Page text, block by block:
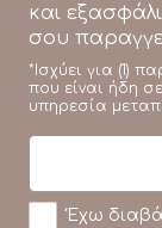
και
σου
*Ισχύει για (1)
που είναι ήδη
υπηρεσία
Έχω